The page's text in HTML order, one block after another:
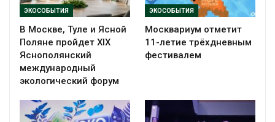
ЭКОСОБЫТИЯ
В Москве, Туле и Ясной
Поляне пройдет XIX
Яснополянский
международный
экологический форум
ЭКОСОБЫТИЯ
Москвариум отметит
11-летие трёхдневным
фестивалем